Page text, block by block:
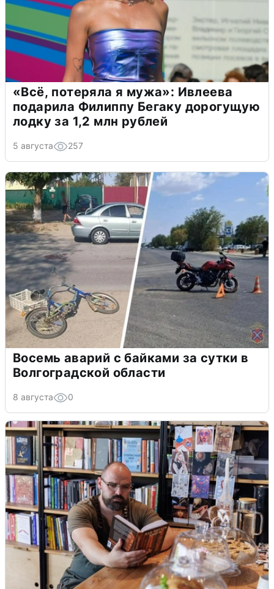
«Всё, потеряла я мужа»: Ивлеева
подарила Филиппу Бегаку дорогущую
лодку за 1,2 млн рублей
5 августа 257
Восемь аварий с байками за сутки в
Волгоградской области
8 августа 0